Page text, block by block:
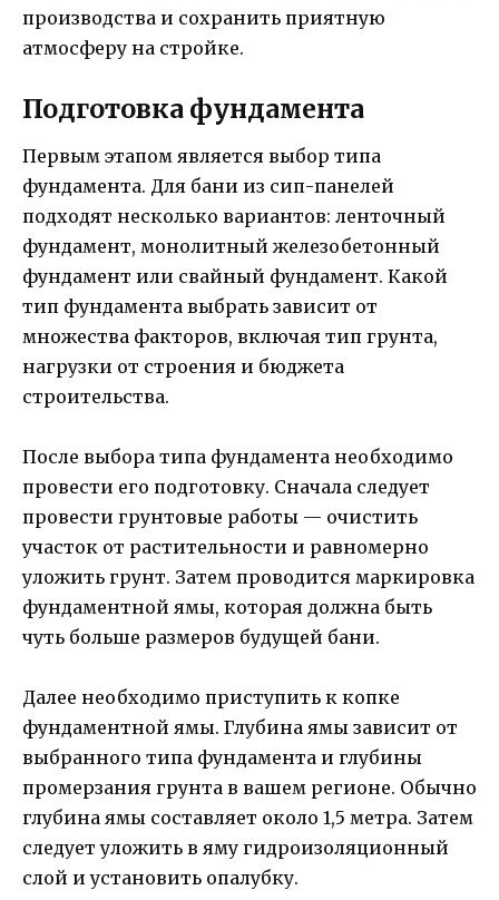
производства и сохранить приятную
атмосферу на стройке.
Подготовка фундамента
Первым этапом является выбор типа
фундамента. Для бани из сип-панелей
подходят несколько вариантов: ленточный
фундамент, монолитный железобетонный
фундамент или свайный фундамент. Какой
тип фундамента выбрать зависит от
множества факторов, включая тип грунта,
нагрузки от строения и бюджета
строительства.
После выбора типа фундамента необходимо
провести его подготовку. Сначала следует
провести грунтовые работы — очистить
участок от растительности и равномерно
уложить грунт. Затем проводится маркировка
фундаментной ямы, которая должна быть
чуть больше размеров будущей бани.
Далее необходимо приступить к копке
фундаментной ямы. Глубина ямы зависит от
выбранного типа фундамента и глубины
промерзания грунта в вашем регионе. Обычно
глубина ямы составляет около 1,5 метра. Затем
следует уложить в яму гидроизоляционный
слой и установить опалубку.